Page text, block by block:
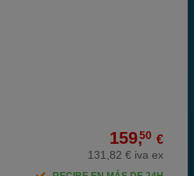
159,50 €
131,82 € iva ex